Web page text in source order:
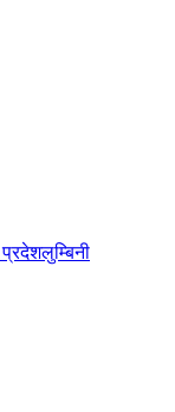
लुम्बिनी